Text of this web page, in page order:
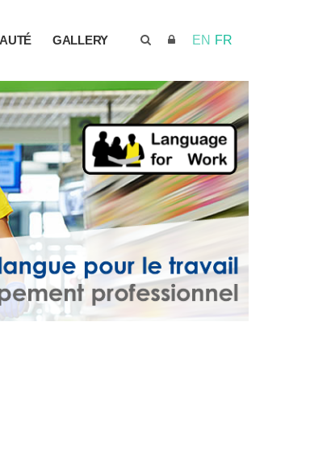
EN FR
GALLERY